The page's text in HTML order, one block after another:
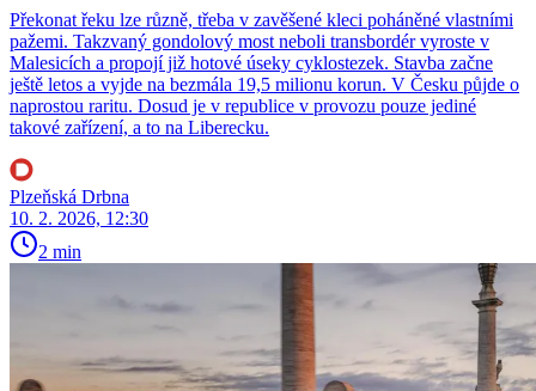
Překonat řeku lze různě, třeba v zavěšené kleci poháněné vlastními
pažemi. Takzvaný gondolový most neboli transbordér vyroste v
Malesicích a propojí již hotové úseky cyklostezek. Stavba začne
ještě letos a vyjde na bezmála 19,5 milionu korun. V Česku půjde o
naprostou raritu. Dosud je v republice v provozu pouze jediné
takové zařízení, a to na Liberecku.
Plzeňská Drbna
10. 2. 2026, 12:30
2 min